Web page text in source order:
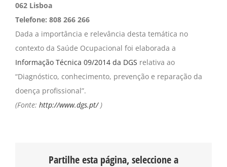
062 Lisboa
Telefone: 808 266 266
Dada a importância e relevância desta temática no
contexto da Saúde Ocupacional foi elaborada a
Informação Técnica 09/2014 da DGS relativa ao
“Diagnóstico, conhecimento, prevenção e reparação da
doença profissional”.
(Fonte: http://www.dgs.pt/)
Partilhe esta página, seleccione a